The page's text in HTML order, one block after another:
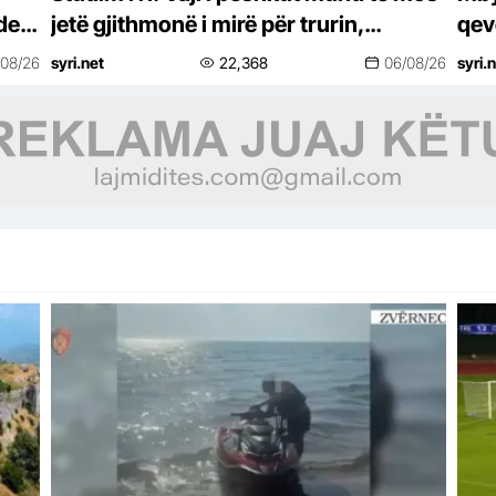
26
jetë gjithmonë i mirë për trurin,
sidomos pas dëmtimeve
syri.net 22,368 06/08/26
në